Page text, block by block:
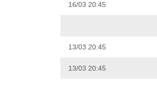
16/03 20:45
13/03 20:45
13/03 20:45